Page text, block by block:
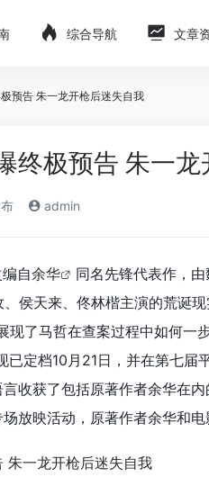
综合导航 文章
极预告 朱一龙开枪后迷失自我
终极预告 朱一
admin
自余华
同名先锋代表作，
侯天来、佟林楷主演的荒诞
现了马哲在查案过程中如何一
已定档10月21日，并在第七
收获了包括原著作者余华在
放映活动，原著作者余华和电